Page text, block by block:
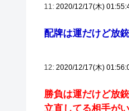
11: 2020/12/17(木)
配牌は運だけど放
12: 2020/12/17(木)
勝負は運だけど放
立直してる相手が